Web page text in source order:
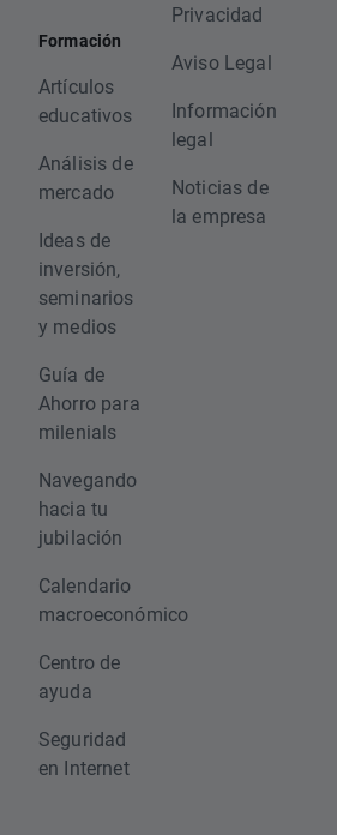
Formación
Artículos
educativos
Análisis de
mercado
Ideas de
inversión,
seminarios
y medios
Guía de
Ahorro para
milenials
Navegando
hacia tu
jubilación
Calendario
macroeconómico
Centro de
ayuda
Seguridad
en Internet
Privacidad
Aviso Legal
Información
legal
Noticias de
la empresa